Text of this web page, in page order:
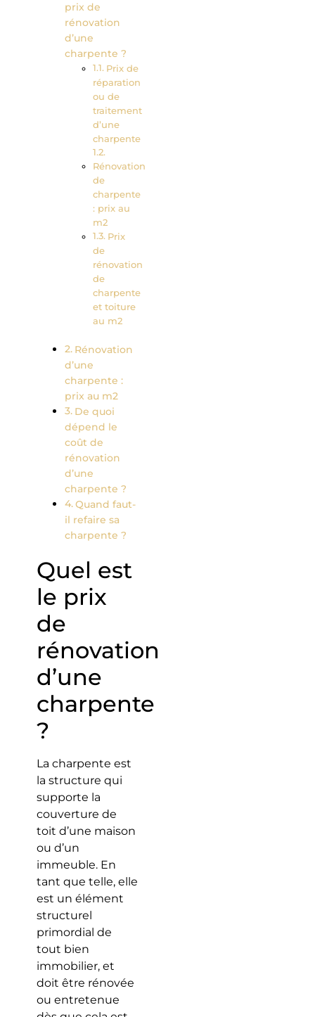
prix de
rénovation
d’une
charpente ?
Prix de
réparation
ou de
traitement
d’une
charpente
Rénovation
de
charpente
: prix au
m2
Prix
de
rénovation
de
charpente
et toiture
au m2
Rénovation
d’une
charpente :
prix au m2
De quoi
dépend le
coût de
rénovation
d’une
charpente ?
Quand faut-
il refaire sa
charpente ?
Quel est
le prix
de
rénovation
d’une
charpente
?
La charpente est
la structure qui
supporte la
couverture de
toit d’une maison
ou d’un
immeuble. En
tant que telle, elle
est un élément
structurel
primordial de
tout bien
immobilier, et
doit être rénovée
ou entretenue